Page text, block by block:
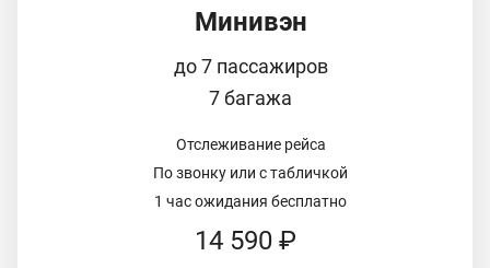
Минивэн
до 7 пассажиров
7 багажа
Отслеживание рейса
По звонку или с табличкой
1 час ожидания бесплатно
14 590 ₽